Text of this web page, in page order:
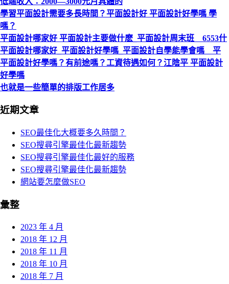
學習平面設計需要多長時間？平面設計好 平面設計好學嗎 學
嗎？
平面設計哪家好 平面設計主要做什麽_平面設計周末班 6553什
平面設計哪家好_平面設計好學嗎_平面設計自學能學會嗎 平
平面設計好學嗎？有前途嗎？工資待遇如何？江陰平 平面設計
好學嗎
也就是一些簡單的排版工作居多
近期文章
SEO最佳化大概要多久時間？
SEO搜尋引擎最佳化最新趨勢
SEO搜尋引擎最佳化最好的服務
SEO搜尋引擎最佳化最新趨勢
網站要怎麼做SEO
彙整
2023 年 4 月
2018 年 12 月
2018 年 11 月
2018 年 10 月
2018 年 7 月